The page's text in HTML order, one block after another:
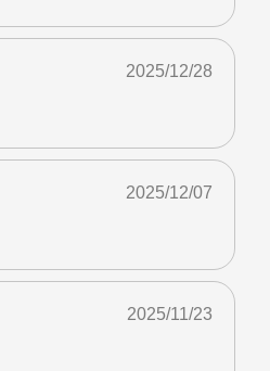
2025/12/28
2025/12/07
2025/11/23